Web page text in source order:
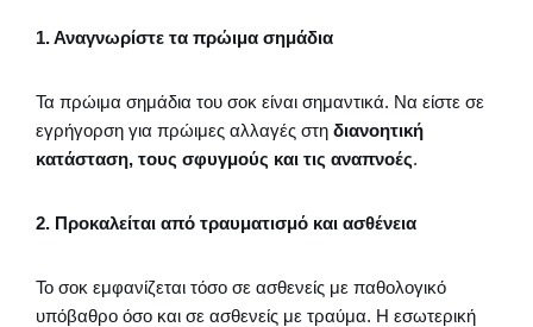
1. Αναγνωρίστε τα πρώιμα σημάδια
Τα πρώιμα σημάδια του σοκ είναι σημαντικά. Να είστε σε
εγρήγορση για πρώιμες αλλαγές στη διανοητική
κατάσταση, τους σφυγμούς και τις αναπνοές.
2. Προκαλείται από τραυματισμό και ασθένεια
Το σοκ εμφανίζεται τόσο σε ασθενείς με παθολογικό
υπόβαθρο όσο και σε ασθενείς με τραύμα. Η εσωτερική